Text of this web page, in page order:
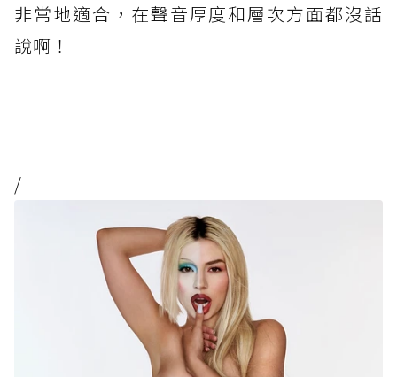
非常地適合，在聲音厚度和層次方面都沒話
說啊！
/